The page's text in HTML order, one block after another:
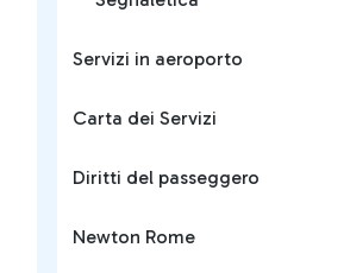
Servizi in aeroporto
Carta dei Servizi
Diritti del passeggero
Newton Rome